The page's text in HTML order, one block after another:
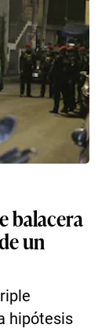
balacera
un
hipótesis